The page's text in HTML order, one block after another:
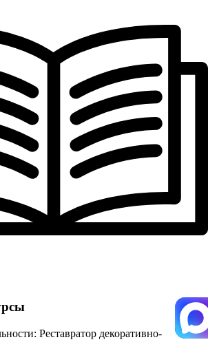
Реставратор декоративно-